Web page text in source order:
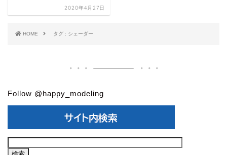
2020年4月27日
HOME タグ : シェーダー
Follow @happy_modeling